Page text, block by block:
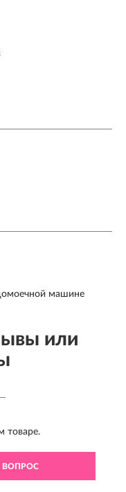
машине
или
товаре.
ВОПРОС